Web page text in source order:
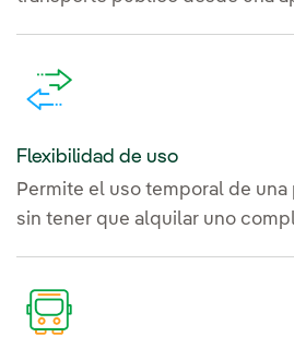
Flexibilidad de uso
Permite el uso temporal de
sin tener que alquilar uno